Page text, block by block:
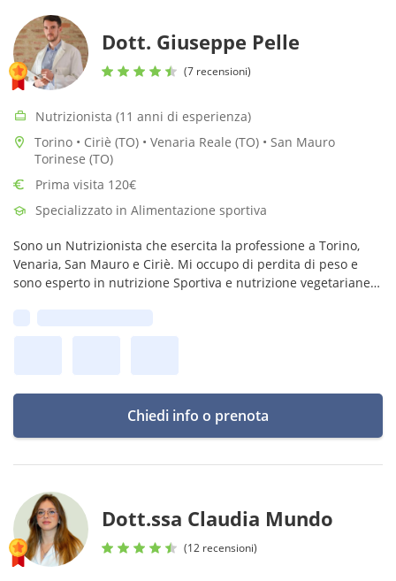
Dott. Giuseppe Pelle
(7 recensioni)
Nutrizionista (11 anni di esperienza)
Torino • Ciriè (TO) • Venaria Reale (TO) • San Mauro
Torinese (TO)
Prima visita 120€
Specializzato in Alimentazione sportiva
Sono un Nutrizionista che esercita la professione a Torino,
Venaria, San Mauro e Ciriè. Mi occupo di perdita di peso e
sono esperto in nutrizione Sportiva e nutrizione vegetariane e
Chiedi info o prenota
Dott.ssa Claudia Mundo
(12 recensioni)